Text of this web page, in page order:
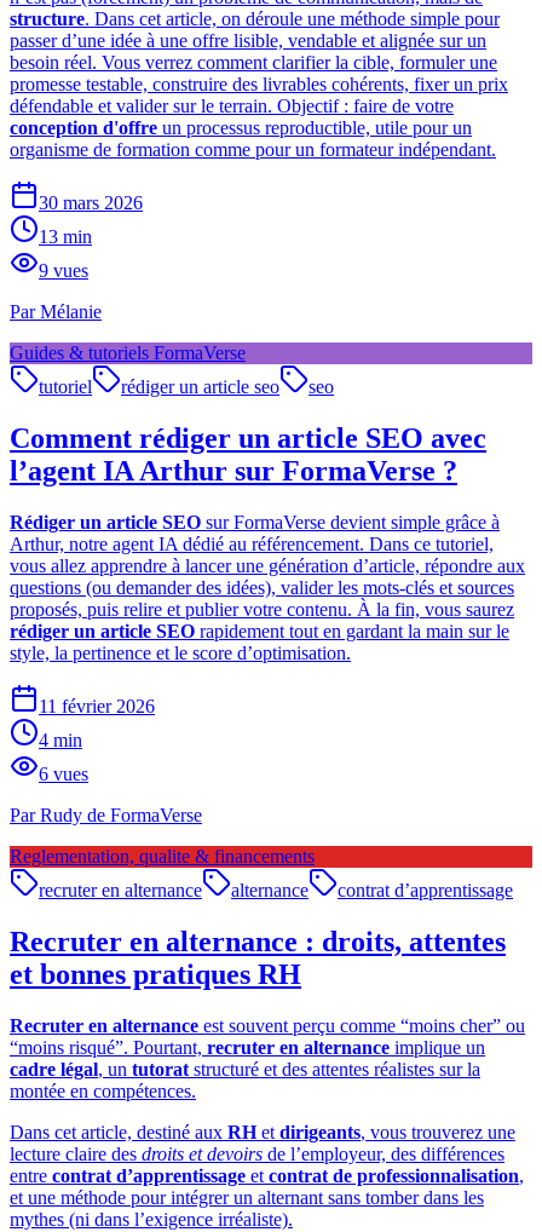
structure. Dans cet article, on déroule une méthode simple pour
passer d’une idée à une offre lisible, vendable et alignée sur un
besoin réel. Vous verrez comment clarifier la cible, formuler une
promesse testable, construire des livrables cohérents, fixer un prix
défendable et valider sur le terrain. Objectif : faire de votre
conception d'offre un processus reproductible, utile pour un
organisme de formation comme pour un formateur indépendant.
30 mars 2026
13 min
9 vues
ParMélanie
Guides & tutoriels FormaVerse
tutoriel
rédiger un article seo seo
Comment rédiger un article SEO avec
l’agent IA Arthur sur FormaVerse ?
Rédiger un article SEO sur FormaVerse devient simple grâce à
Arthur, notre agent IA dédié au référencement. Dans ce tutoriel,
vous allez apprendre à lancer une génération d’article, répondre aux
questions (ou demander des idées), valider les mots-clés et sources
proposés, puis relire et publier votre contenu. À la fin, vous saurez
rédiger un article SEO rapidement tout en gardant la main sur le
style, la pertinence et le score d’optimisation.
11 février 2026
4 min
6 vues
ParRudy de FormaVerse
Reglementation, qualite & financements
recruter en alternance
alternance contrat d’apprentissage
Recruter en alternance : droits, attentes
et bonnes pratiques RH
Recruter en alternance est souvent perçu comme “moins cher” ou
“moins risqué”. Pourtant, recruter en alternance implique un
cadre légal, un tutorat structuré et des attentes réalistes sur la
montée en compétences.
Dans cet article, destiné aux RHet dirigeants, vous trouverez une
lecture claire des droits et devoirs de l’employeur, des différences
entre contrat d’apprentissage et contrat de professionnalisation,
et une méthode pour intégrer un alternant sans tomber dans les
mythes (ni dans l’exigence irréaliste).